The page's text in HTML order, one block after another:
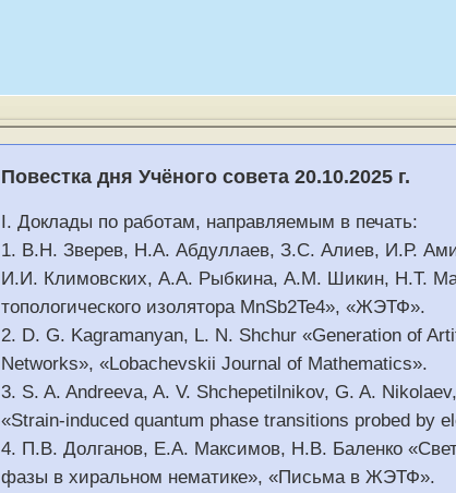
Повестка дня Учёного совета 20.10.2025 г.
I. Доклады по работам, направляемым в печать:
1. В.Н. Зверев, Н.А. Абдуллаев, З.С. Алиев, И.Р.
И.И. Климовских, А.А. Рыбкина, A.M. Шикин, Н.Т.
топологического изолятора MnSb2Te4», «ЖЭТФ».
2. D. G. Kagramanyan, L. N. Shchur «Generation of
Networks», «Lobachevskii Journal of Mathematics».
3. S. A. Andreeva, A. V. Shchepetilnikov, G. A.
«Strain-induced quantum phase transitions probed by
4. П.В. Долганов, Е.А. Максимов, Н.В. Баленко
фазы в хиральном нематике», «Письма в ЖЭТФ».